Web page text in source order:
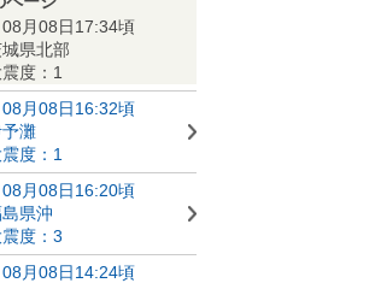
月08日17:34頃
県北部
度：1
月08日16:32頃
灘
度：1
月08日16:20頃
県沖
度：3
月08日14:24頃